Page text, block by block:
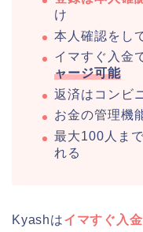
け
本人確認をし
イマすぐ入金
ャージ可能
返済はコンビ
お金の管理機
最大100人ま
れる
Kyashはイマすぐ入金